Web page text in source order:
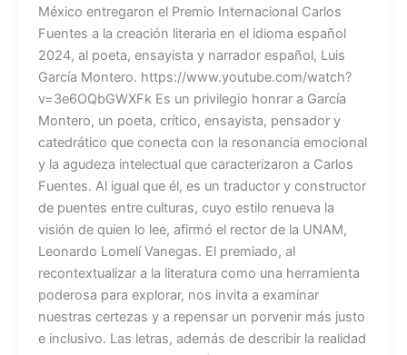
México entregaron el Premio Internacional Carlos
Fuentes a la creación literaria en el idioma español
2024, al poeta, ensayista y narrador español, Luis
García Montero. https://www.youtube.com/watch?
v=3e6OQbGWXFk Es un privilegio honrar a García
Montero, un poeta, crítico, ensayista, pensador y
catedrático que conecta con la resonancia emocional
y la agudeza intelectual que caracterizaron a Carlos
Fuentes. Al igual que él, es un traductor y constructor
de puentes entre culturas, cuyo estilo renueva la
visión de quien lo lee, afirmó el rector de la UNAM,
Leonardo Lomelí Vanegas. El premiado, al
recontextualizar a la literatura como una herramienta
poderosa para explorar, nos invita a examinar
nuestras certezas y a repensar un porvenir más justo
e inclusivo. Las letras, además de describir la realidad